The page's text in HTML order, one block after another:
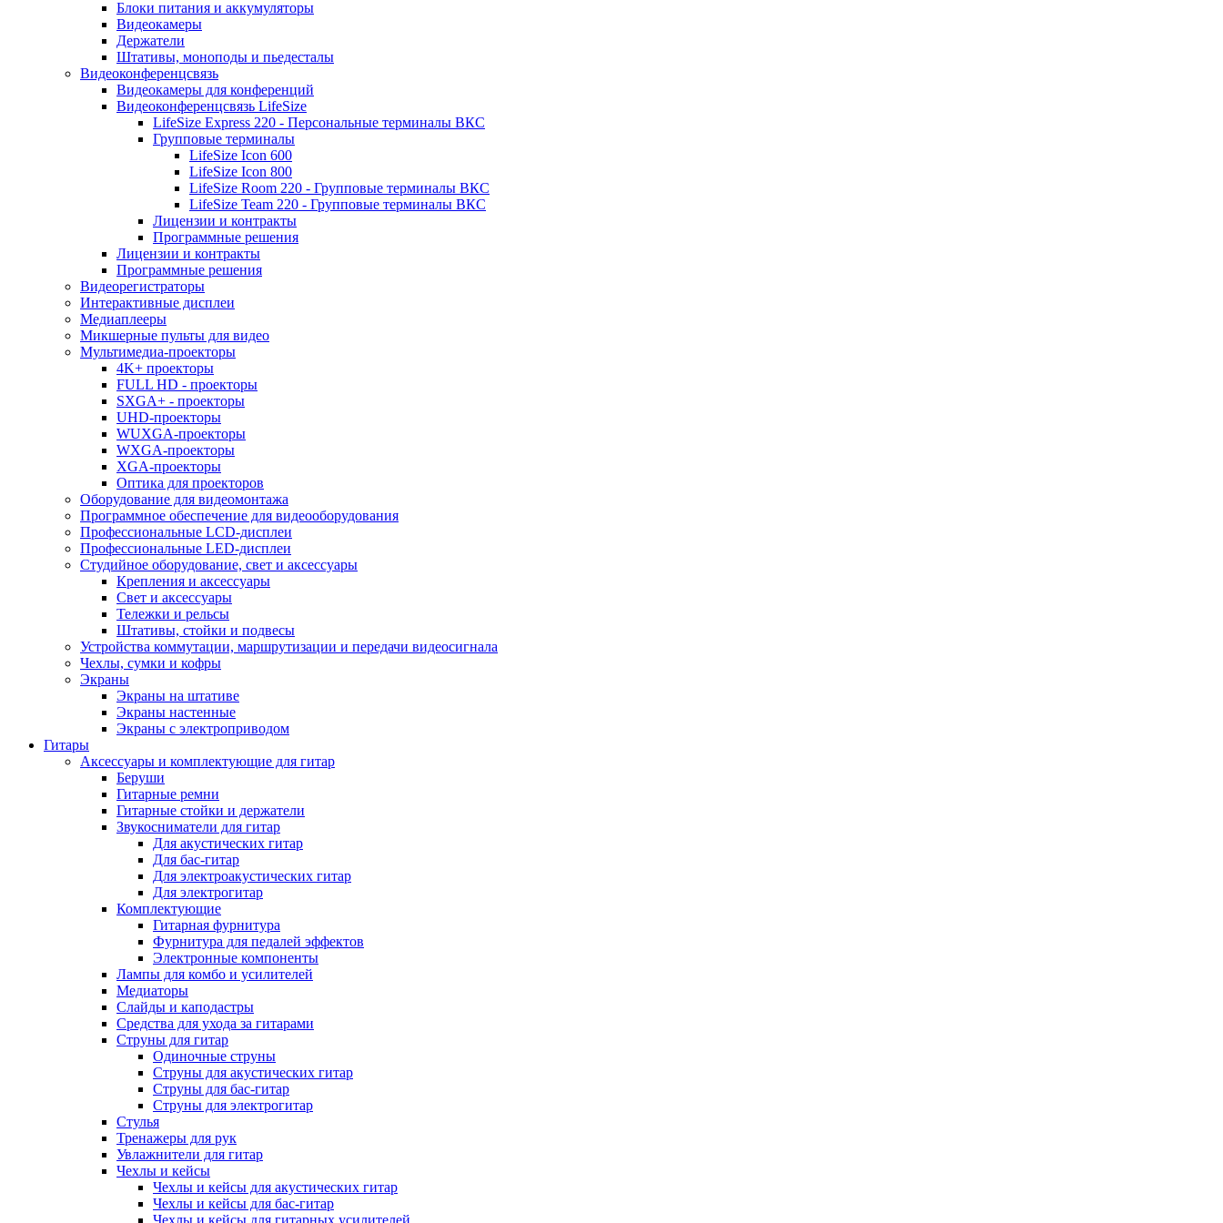
Блоки питания и аккумуляторы
Видеокамеры
Держатели
Штативы, моноподы и пьедесталы
Видеоконференцсвязь
Видеокамеры для конференций
Видеоконференцсвязь LifeSize
LifeSize Express 220 - Персональные терминалы ВКС
Групповые терминалы
LifeSize Icon 600
LifeSize Icon 800
LifeSize Room 220 - Групповые терминалы ВКС
LifeSize Team 220 - Групповые терминалы ВКС
Лицензии и контракты
Программные решения
Лицензии и контракты
Программные решения
Видеорегистраторы
Интерактивные дисплеи
Медиаплееры
Микшерные пульты для видео
Мультимедиа-проекторы
4K+ проекторы
FULL HD - проекторы
SXGA+ - проекторы
UHD-проекторы
WUXGA-проекторы
WXGA-проекторы
XGA-проекторы
Оптика для проекторов
Оборудование для видеомонтажа
Программное обеспечение для видеооборудования
Профессиональные LCD-дисплеи
Профессиональные LED-дисплеи
Студийное оборудование, свет и аксессуары
Крепления и аксессуары
Свет и аксессуары
Тележки и рельсы
Штативы, стойки и подвесы
Устройства коммутации, маршрутизации и передачи видеосигнала
Чехлы, сумки и кофры
Экраны
Экраны на штативе
Экраны настенные
Экраны с электроприводом
Гитары
Аксессуары и комплектующие для гитар
Беруши
Гитарные ремни
Гитарные стойки и держатели
Звукосниматели для гитар
Для акустических гитар
Для бас-гитар
Для электроакустических гитар
Для электрогитар
Комплектующие
Гитарная фурнитура
Фурнитура для педалей эффектов
Электронные компоненты
Лампы для комбо и усилителей
Медиаторы
Слайды и каподастры
Средства для ухода за гитарами
Струны для гитар
Одиночные струны
Струны для акустических гитар
Струны для бас-гитар
Струны для электрогитар
Стулья
Тренажеры для рук
Увлажнители для гитар
Чехлы и кейсы
Чехлы и кейсы для акустических гитар
Чехлы и кейсы для бас-гитар
Чехлы и кейсы для гитарных усилителей